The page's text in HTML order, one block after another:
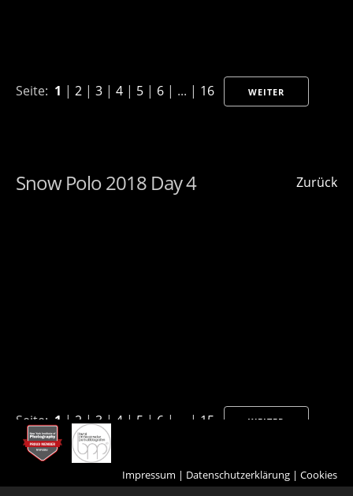
Seite: 1 | 2 | 3 | 4 | 5 | 6 | ... | 16 WEITER
Zurück
Snow Polo 2018 Day 4
Seite:1 |2|3| 4 | 5 | 6 | ... | 15 WEITER
Impressum | Datenschutzerklärung | Cookies